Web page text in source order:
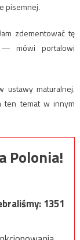
pisemnej.
zdementować tę
— mówi portalowi
ustawy maturalnej.
ten temat w innym
Polonia!
1351